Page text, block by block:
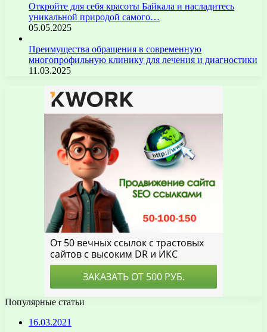
Откройте для себя красоты Байкала и насладитесь
уникальной природой самого…
05.05.2025
Преимущества обращения в современную
многопрофильную клинику для лечения и диагностики
11.03.2025
Популярные статьи
16.03.2021